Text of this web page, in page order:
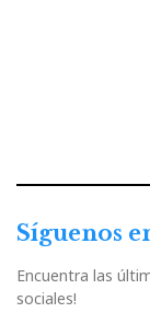
Síguenos
Encuentra las
sociales!